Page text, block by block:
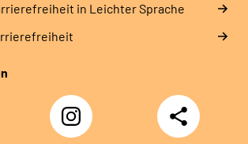
in Leichter Sprache
Instagram
Teilen